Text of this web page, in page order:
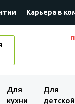
Карьера в
Для
кухни
Для
детской